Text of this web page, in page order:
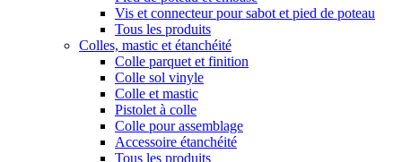
Vis et connecteur pour sabot et pied de poteau
Tous les produits
Colles, mastic et étanchéité
Colle parquet et finition
Colle sol vinyle
Colle et mastic
Pistolet à colle
Colle pour assemblage
Accessoire étanchéité
Tous les produits